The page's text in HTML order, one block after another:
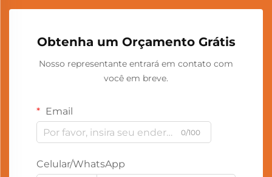
Obtenha um Orçamento Grátis
Nosso representante entrará em contato com
você em breve.
Email
0/100
Celular/WhatsApp